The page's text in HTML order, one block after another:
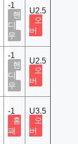
-1
핸
디
무
U2.5
오
버
-1
핸
디
무
U2.5
오
버
-1
홈
패
U3.5
오
버